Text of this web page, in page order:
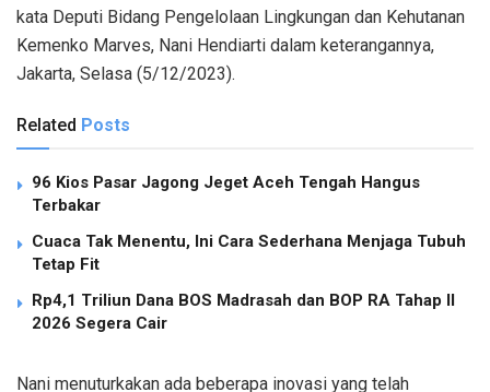
kata Deputi Bidang Pengelolaan Lingkungan dan Kehutanan
Kemenko Marves, Nani Hendiarti dalam keterangannya,
Jakarta, Selasa (5/12/2023).
Related Posts
96 Kios Pasar Jagong Jeget Aceh Tengah Hangus
Terbakar
Cuaca Tak Menentu, Ini Cara Sederhana Menjaga Tubuh
Tetap Fit
Rp4,1 Triliun Dana BOS Madrasah dan BOP RA Tahap II
2026 Segera Cair
Nani menuturkakan ada beberapa inovasi yang telah